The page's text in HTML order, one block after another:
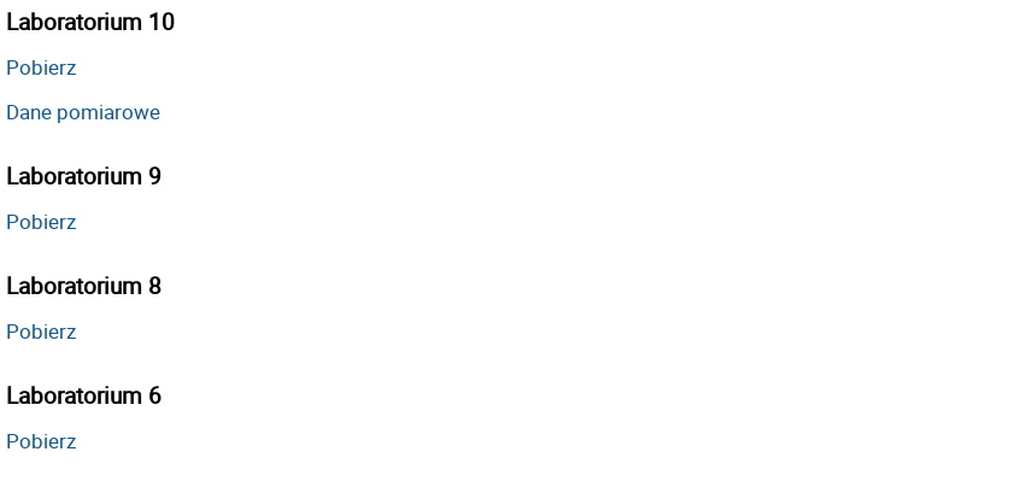
Laboratorium 10
Pobierz
Dane pomiarowe
Laboratorium 9
Pobierz
Laboratorium 8
Pobierz
Laboratorium 6
Pobierz